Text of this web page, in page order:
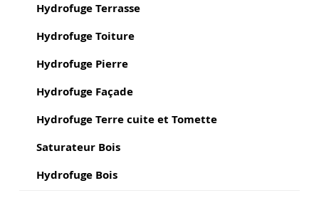
Hydrofuge Terrasse
Hydrofuge Toiture
Hydrofuge Pierre
Hydrofuge Façade
Hydrofuge Terre cuite et Tomette
Saturateur Bois
Hydrofuge Bois